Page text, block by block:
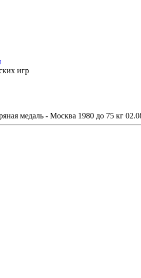
игр
медаль - Москва 1980 до 75 кг